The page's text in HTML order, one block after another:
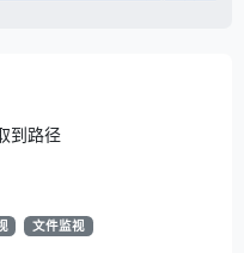
到路径
文件监视